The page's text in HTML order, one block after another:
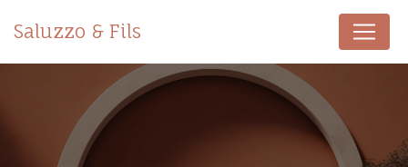
Saluzzo & Fils